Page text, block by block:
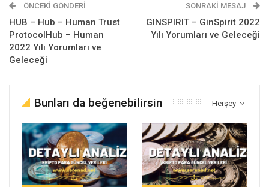
ÖNCEKI GÖNDERI
HUB – Hub – Human Trust
ProtocolHub – Human
2022 Yılı Yorumları ve
Geleceği
SONRAKI MESAJ
GINSPIRIT – GinSpirit 2022
Yılı Yorumları ve Geleceği
Herşey
Bunları da beğenebilirsin